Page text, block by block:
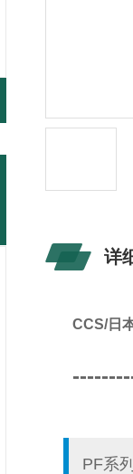
详
CCS/日
PF系